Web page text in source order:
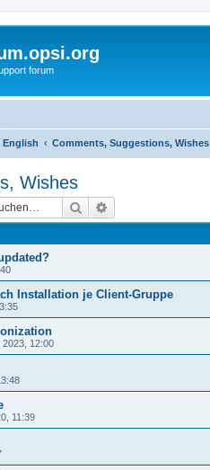
forum
English Comments, Suggestions, Wishes
Wishes
Suche
Installation je Client-Gruppe
2023, 12:00
11:39